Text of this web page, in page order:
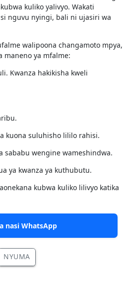
kuliko yalivyo. Wakati
nguvu nyingi, bali ni ujasiri wa
walipoona changamoto mpya,
maneno ya mfalme:
Kwanza hakikisha kweli
kuona suluhisho lililo rahisi.
sababu wengine wameshindwa.
ya kwanza ya kuthubutu.
kubwa kuliko lilivyo katika
nasi WhatsApp
NYUMA